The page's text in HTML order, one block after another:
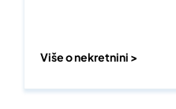
Više o nekretnini >